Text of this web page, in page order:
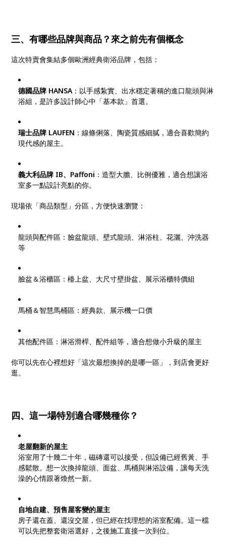
三、有哪些品牌與商品？來之前先有個概念
這次特賣會集結多個歐洲經典衛浴品牌，包括：
德國品牌 HANSA：以手感紮實、出水穩定著稱的進口龍頭與淋
浴組，是許多設計師心中「基本款」首選。
瑞士品牌 LAUFEN ：線條俐落、陶瓷質感細膩，適合喜歡簡約
現代感的屋主。
義大利品牌 IB、Paffoni ：造型大膽、比例優雅，適合想讓浴
室多一點設計亮點的你。
現場依「商品類型」分區，方便快速瀏覽：
龍頭與配件區：臉盆龍頭、壁式龍頭、淋浴柱、花灑、沖洗器
等
臉盆＆浴櫃區：檯上盆、大尺寸壁掛盆、展示浴櫃特價組
馬桶＆智慧馬桶區：經典款、展示機一口價
其他配件區：淋浴滑桿、配件組等，適合想做小升級的屋主
你可以先在心裡想好「這次最想換掉的是哪一區」，到店會更好
逛。
四、這一場特別適合哪幾種你？
老屋翻新的屋主
浴室用了十幾二十年，磁磚還可以接受，但設備已經舊黃、手
感鬆散。想一次換掉龍頭、面盆、馬桶與淋浴設備，讓每天洗
澡的心情跟著煥然一新。
自地自建、預售屋客變的屋主
房子還在蓋、還沒交屋，但已經在找理想的浴室配備。這一檔
可以先把整套衛浴選好，之後施工直接一次到位。